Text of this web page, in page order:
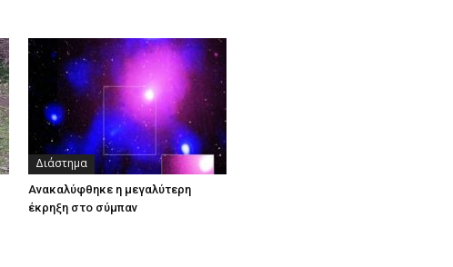
Διάστημα
Ανακαλύφθηκε η μεγαλύτερη
έκρηξη στο σύμπαν